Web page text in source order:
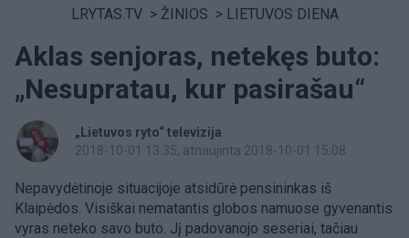
LRYTAS.TV > ŽINIOS > LIETUVOS DIENA
Aklas senjoras, netekęs buto:
„Nesupratau, kur pasirašau“
„Lietuvos ryto“ televizija
2018-10-01 13:35, atnaujinta 2018-10-01 15:08
Nepavydėtinoje situacijoje atsidūrė pensininkas iš
Klaipėdos. Visiškai nematantis globos namuose gyvenantis
vyras neteko savo buto. Jį padovanojo seseriai, tačiau